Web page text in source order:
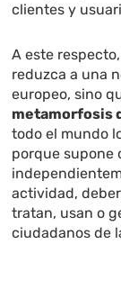
clientes y
A este
reduzca a una
europeo, sino
metamorfosis
todo el mundo
porque supone
actividad,
tratan, usan o
ciudadanos de